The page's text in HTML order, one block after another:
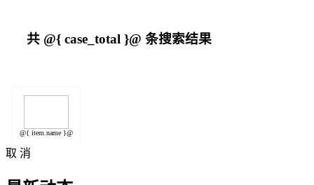
共 @{ case_total }@ 条搜索结果
@{ item.name }@
取 消